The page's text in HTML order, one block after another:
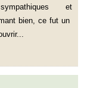
et
bien, ce fut un